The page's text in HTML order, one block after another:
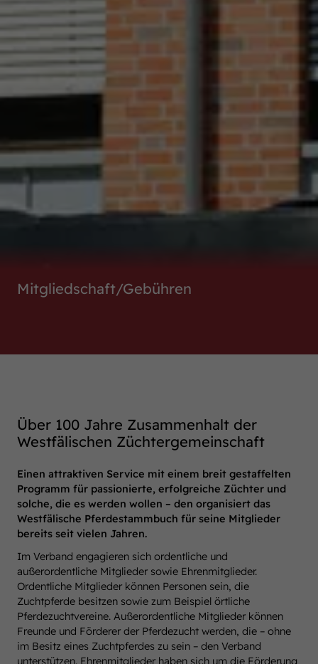
Mitgliedschaft/Gebühren
Über 100 Jahre Zusammenhalt der
Westfälischen Züchtergemeinschaft
Einen attraktiven Service mit einem breit gestaffelten
Programm für passionierte, erfolgreiche Züchter und
solche, die es werden wollen – den organisiert das
Westfälische Pferdestammbuch für seine Mitglieder
bereits seit vielen Jahren.
Im Verband engagieren sich ordentliche und
außerordentliche Mitglieder sowie Ehrenmitglieder.
Ordentliche Mitglieder können Personen sein, die
Zuchtpferde besitzen sowie zum Beispiel örtliche
Pferdezuchtvereine. Außerordentliche Mitglieder können
Freunde und Förderer der Pferdezucht werden, die – ohne
im Besitz eines Zuchtpferdes zu sein – den Verband
unterstützen. Ehrenmitglieder haben sich um die Förderung